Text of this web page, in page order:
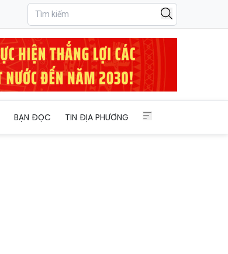
BẠN ĐỌC TIN ĐỊA PHƯƠNG